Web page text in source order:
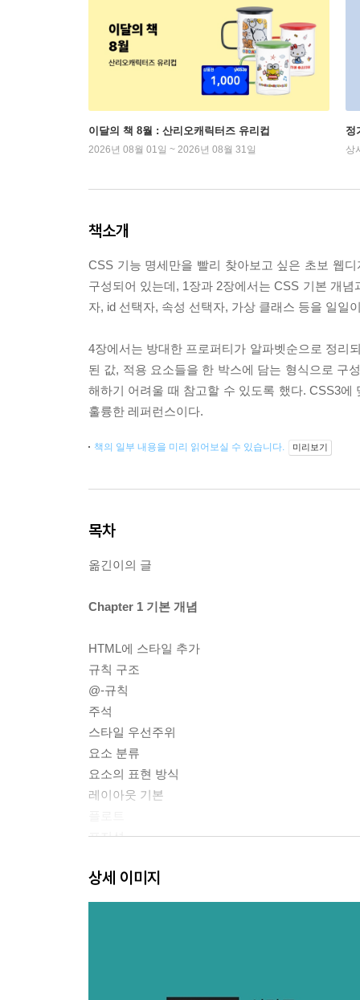
이달의 책 8월 : 산리오캐릭터즈 유리컵
2026년 08월 01일 ~ 2026년 08월 31일
정
상
책소개
CSS 기능 명세만을 빨리 찾아보고 싶은 초보 웹
구성되어 있는데, 1장과 2장에서는 CSS 기본 개
자, id 선택자, 속성 선택자, 가상 클래스 등을 일일
4장에서는 방대한 프로퍼티가 알파벳순으로 정리
된 값, 적용 요소들을 한 박스에 담는 형식으로 구
해하기 어려울 때 참고할 수 있도록 했다. CSS3
훌륭한 레퍼런스이다.
책의 일부 내용을 미리 읽어보실 수 있습니다. 미리보기
목차
옮긴이의 글
Chapter 1 기본 개념
HTML에 스타일 추가
규칙 구조
@-규칙
주석
스타일 우선주위
요소 분류
요소의 표현 방식
레이아웃 기본
포지션
그리드 레이아웃
테이블 레이아웃
상세 이미지